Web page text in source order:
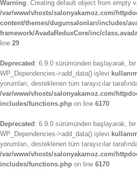
Warning: Creating default object from empty
/var/www/vhosts/salonyakamoz.com/
content/themes/dugunsalonları/includes/
framework/AvadaReduxCore/inc/
line 29
Deprecated : 6.9.0 sürümünden başlayarak,
WP_Dependencies->add_data() işlevi
yorumları, desteklenen tüm tarayıcılar
/var/www/vhosts/salonyakamoz.com/
includes/functions.php on line 6170
Deprecated : 6.9.0 sürümünden başlayarak,
WP_Dependencies->add_data() işlevi
yorumları, desteklenen tüm tarayıcılar
/var/www/vhosts/salonyakamoz.com/
includes/functions.php on line 6170